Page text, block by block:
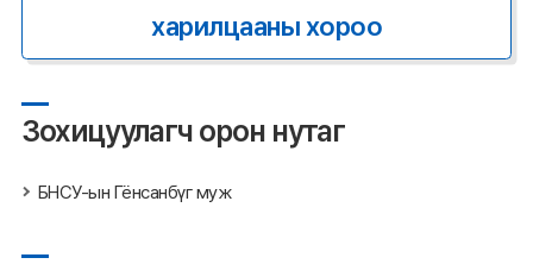
харилцааны хороо
Зохицуулагч орон нутаг
БНСУ-ын Гёнсанбүг муж